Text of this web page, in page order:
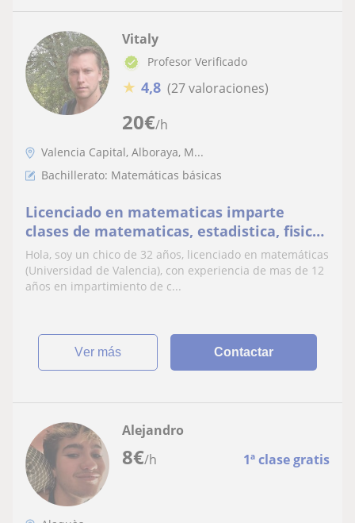
20€/h
Vitaly
Profesor Verificado
★ 4,8 (27 valoraciones)
Valencia Capital, Alboraya, M...
Bachillerato: Matemáticas básicas
Licenciado en matematicas imparte
clases de matematicas, estadistica, fisica,
quimica, ingles
Hola, soy un chico de 32 años, licenciado en matemáticas
(Universidad de Valencia), con experiencia de mas de 12
años en impartimiento de c...
ver más Contactar
8€/h 1ª clase gratis
Alejandro